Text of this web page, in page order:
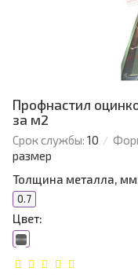
Профнастил
за м2
Срок службы: 10
размер
Толщина металла,
0.7
Цвет: